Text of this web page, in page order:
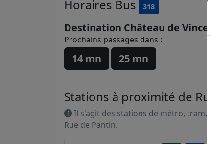
Horaires Bus 318
Destination Château de
Prochains passages dans :
14 mn 25 mn
Stations à proximité de
Il s'agit des stations de métro, tram,
Rue de Pantin.